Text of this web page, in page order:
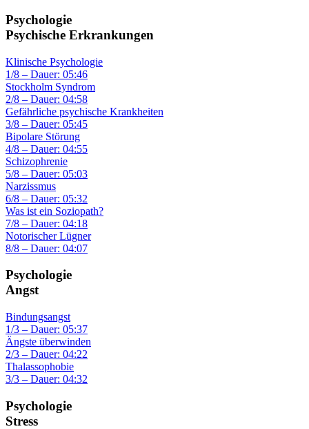
Psychologie
Psychische Erkrankungen
Klinische Psychologie
1/8 – Dauer: 05:46
Stockholm Syndrom
2/8 – Dauer: 04:58
Gefährliche psychische Krankheiten
3/8 – Dauer: 05:45
Bipolare Störung
4/8 – Dauer: 04:55
Schizophrenie
5/8 – Dauer: 05:03
Narzissmus
6/8 – Dauer: 05:32
Was ist ein Soziopath?
7/8 – Dauer: 04:18
Notorischer Lügner
8/8 – Dauer: 04:07
Psychologie
Angst
Bindungsangst
1/3 – Dauer: 05:37
Ängste überwinden
2/3 – Dauer: 04:22
Thalassophobie
3/3 – Dauer: 04:32
Psychologie
Stress